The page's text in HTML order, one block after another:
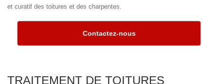
et curatif des toitures et des charpentes.
Contactez-nous
TRAITEMENT DE TOITURES